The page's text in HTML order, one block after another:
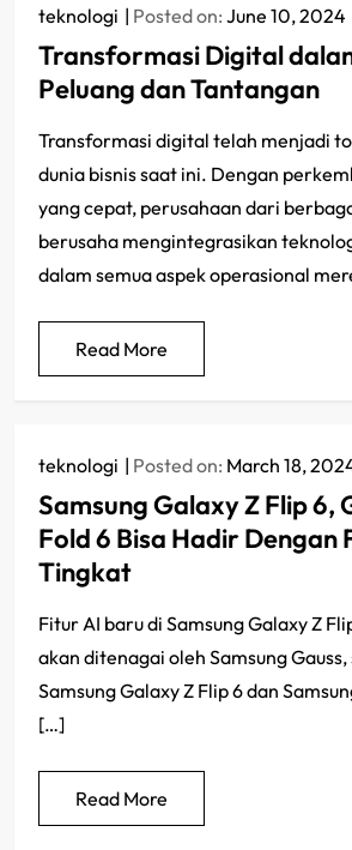
teknologi Posted on: June 10, 2024
Transformasi Digital
Peluang dan Tantangan
Transformasi digital telah menjadi
dunia bisnis saat ini. Dengan
yang cepat, perusahaan dari
berusaha mengintegrasikan
dalam semua aspek operasional
Read More
teknologi Posted on: March 18,
Samsung Galaxy Z Flip 6,
Fold 6 Bisa Hadir Dengan
Tingkat
Fitur AI baru di Samsung Galaxy Z
akan ditenagai oleh Samsung
Samsung Galaxy Z Flip 6 dan
[…]
Read More